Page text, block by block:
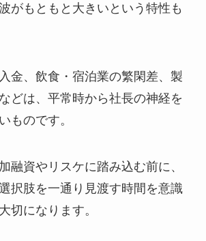
がもともと大きいという特性も
金、飲食・宿泊業の繁閑差、製
どは、平常時から社長の神経を
ものです。
融資やリスケに踏み込む前に、
択肢を一通り見渡す時間を意識
切になります。